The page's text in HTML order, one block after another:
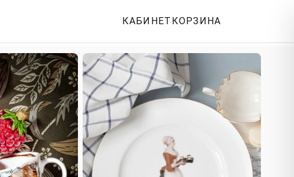
КАБИНЕТ КОРЗИНА